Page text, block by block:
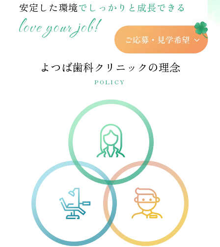
安定した環境でしっかりと成長できる
love your job!
よつば歯科クリニックの理念
POLICY